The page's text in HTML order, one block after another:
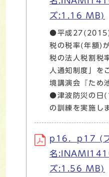
ズ:1.16 MB)
●平成27(2015)
税の税率(年額)
税の法人税割
人通知制度」
境講演会『ため
●津波防災の日
の訓練を実施し
p16．p17 (
名
ズ:1.56 MB)